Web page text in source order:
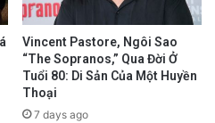
Vincent Pastore, Ngôi Sao
“The Sopranos,” Qua Đời Ở
Tuổi 80: Di Sản Của Một Huyền
Thoại
7 days ago